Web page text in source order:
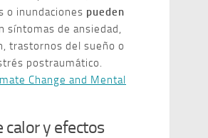
o inundaciones pueden
síntomas de ansiedad,
trastornos del sueño o
postraumático.
Change and Mental
calor y efectos